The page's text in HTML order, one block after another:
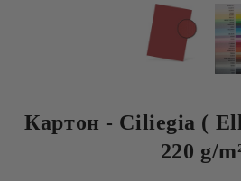
Картон - Ciliegia (
220 g/